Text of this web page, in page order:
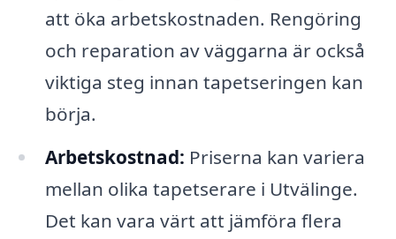
att öka arbetskostnaden. Rengöring
och reparation av väggarna är också
viktiga steg innan tapetseringen kan
börja.
Arbetskostnad: Priserna kan variera
mellan olika tapetserare i Utvälinge.
Det kan vara värt att jämföra flera